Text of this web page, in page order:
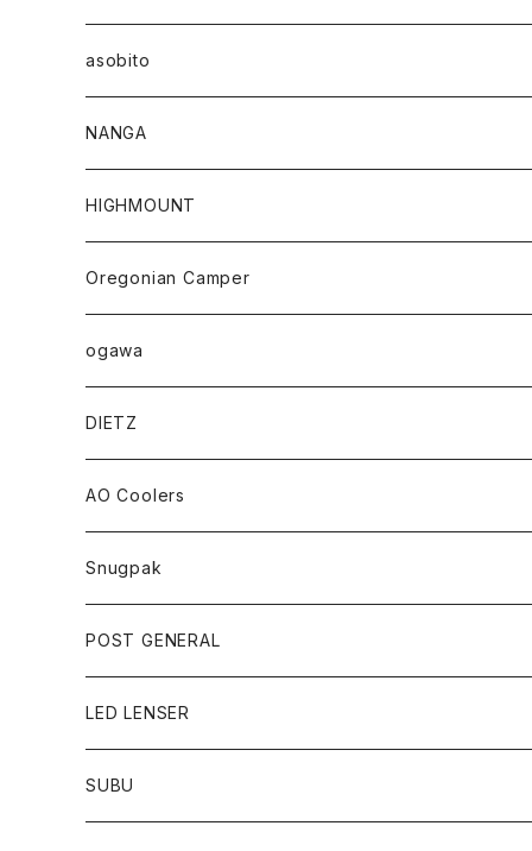
asobito
NANGA
HIGHMOUNT
Oregonian Camper
ogawa
DIETZ
AO Coolers
Snugpak
POST GENERAL
LED LENSER
SUBU